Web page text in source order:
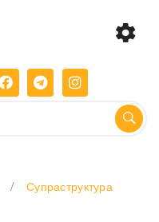
Супраструктура